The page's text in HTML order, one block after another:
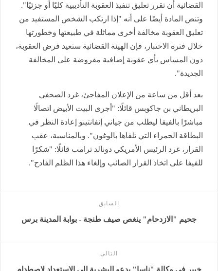
القضائية أن تقرر تعليق تنفيذ العقوبة التأديبية كليًا أو جزئيًا".
وتنص المادة أيضًا على أنه "إذا ارتكب الشخص المستفيد من
تعليق العقوبة مخالفة أخرى مماثلة في طبيعتها وخطورتها
خلال فترة الاختبار، فإن الهيئة القضائية ستعيد فرض العقوبة،
دون المساس بأي عقوبة إضافية مفروضة على المخالفة
الجديدة".
بعد أقل من ساعة من الإعلان المفاجئ، غرد الصحفي
البريطاني بن جاكوبس قائلًا: "أجرى البيت الأبيض اتصالًا
مباشرًا بالفيفا ليطلب من جياني إنفانتينو إعادة النظر في
البطاقة الحمراء التي تلقاها بالوغون". وبالمناسبة، عقب
القرار، غرد الرئيس الأمريكي دونالد ترامب قائلًا: "شكرًا
للفيفا على اتخاذ القرار الصائب وإلغاء هذا الظلم الفادح".
السابق
جحيم "الازدحام" ينغص صيف طنجة - بوابة المدينة برس
التالى
خبير في وكالة "ناسا" يدعو البشرية إلى الاستعداد لاصطدام